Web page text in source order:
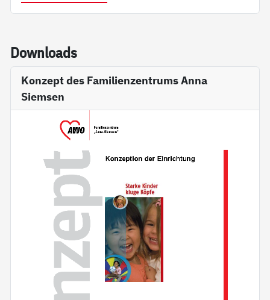
Down­loads
Konzept des Familienzentrums Anna
Siemsen